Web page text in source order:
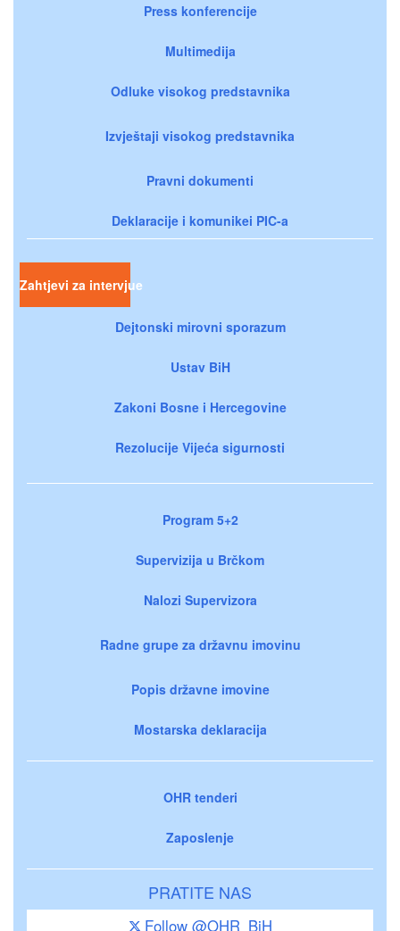
Press konferencije
Multimedija
Odluke visokog predstavnika
Izvještaji visokog predstavnika
Pravni dokumenti
Deklaracije i komunikei PIC-a
Zahtjevi za intervjue
Dejtonski mirovni sporazum
Ustav BiH
Zakoni Bosne i Hercegovine
Rezolucije Vijeća sigurnosti
Program 5+2
Supervizija u Brčkom
Nalozi Supervizora
Radne grupe za državnu imovinu
Popis državne imovine
Mostarska deklaracija
OHR tenderi
Zaposlenje
PRATITE NAS
Follow @OHR_BiH